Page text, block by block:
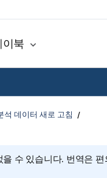
이북
석 데이터 새로 고침
수 있습니다. 번역은